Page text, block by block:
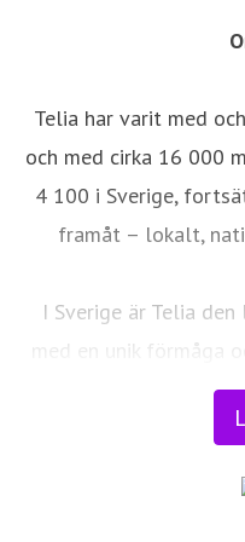
Telia har varit med
och med cirka 16 000
4 100 i Sverige,
framåt – lokalt,
I Sverige är Telia
med en unik förmåga
robust, säker och
landet. Från seniorer
digitaliseringens